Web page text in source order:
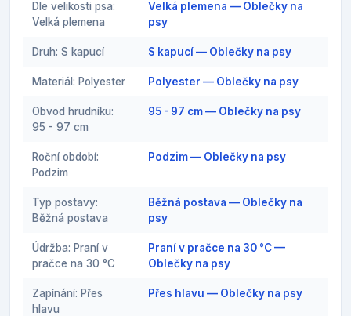
Dle velikosti psa:
Velká plemena
Velká plemena — Oblečky na
psy
Druh: S kapucí S kapucí — Oblečky na psy
Materiál: Polyester Polyester — Oblečky na psy
Obvod hrudníku:
95 - 97 cm
95 - 97 cm — Oblečky na psy
Roční období:
Podzim
Podzim — Oblečky na psy
Typ postavy:
Běžná postava
Běžná postava — Oblečky na
psy
Údržba: Praní v
pračce na 30 °C
Praní v pračce na 30 °C —
Oblečky na psy
Zapínání: Přes
hlavu
Přes hlavu — Oblečky na psy